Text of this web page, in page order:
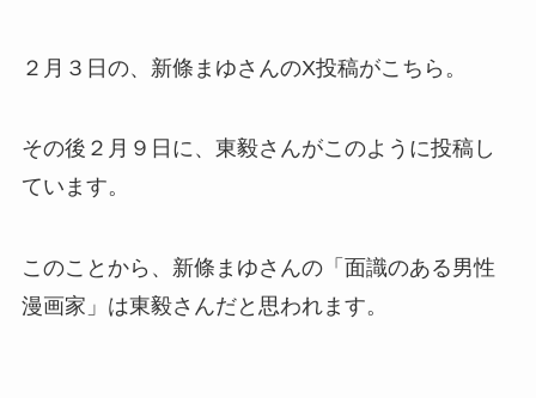
２月３日の、新條まゆさんのX投稿がこちら。
その後２月９日に、東毅さんがこのように投稿し
ています。
このことから、新條まゆさんの「面識のある男性
漫画家」は東毅さんだと思われます。